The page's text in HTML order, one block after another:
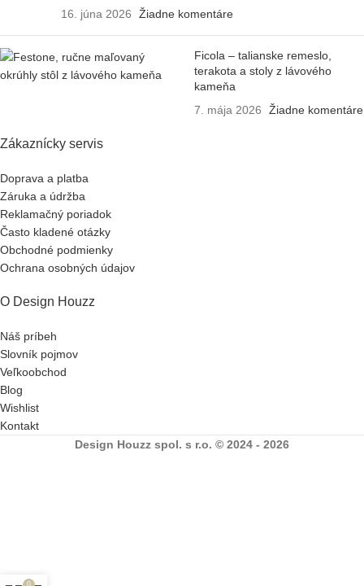
16. júna 2026
Žiadne komentáre
Ficola – talianske remeslo,
terakota a stoly z lávového
kameňa
7. mája 2026
Žiadne komentáre
Zákaznícky servis
Doprava a platba
Záruka a údržba
Reklamačný poriadok
Často kladené otázky
Obchodné podmienky
Ochrana osobných údajov
O Design Houzz
Náš príbeh
Slovník pojmov
Veľkoobchod
Blog
Wishlist
Kontakt
Design Houzz spol. s r.o. © 2024 - 2026
0